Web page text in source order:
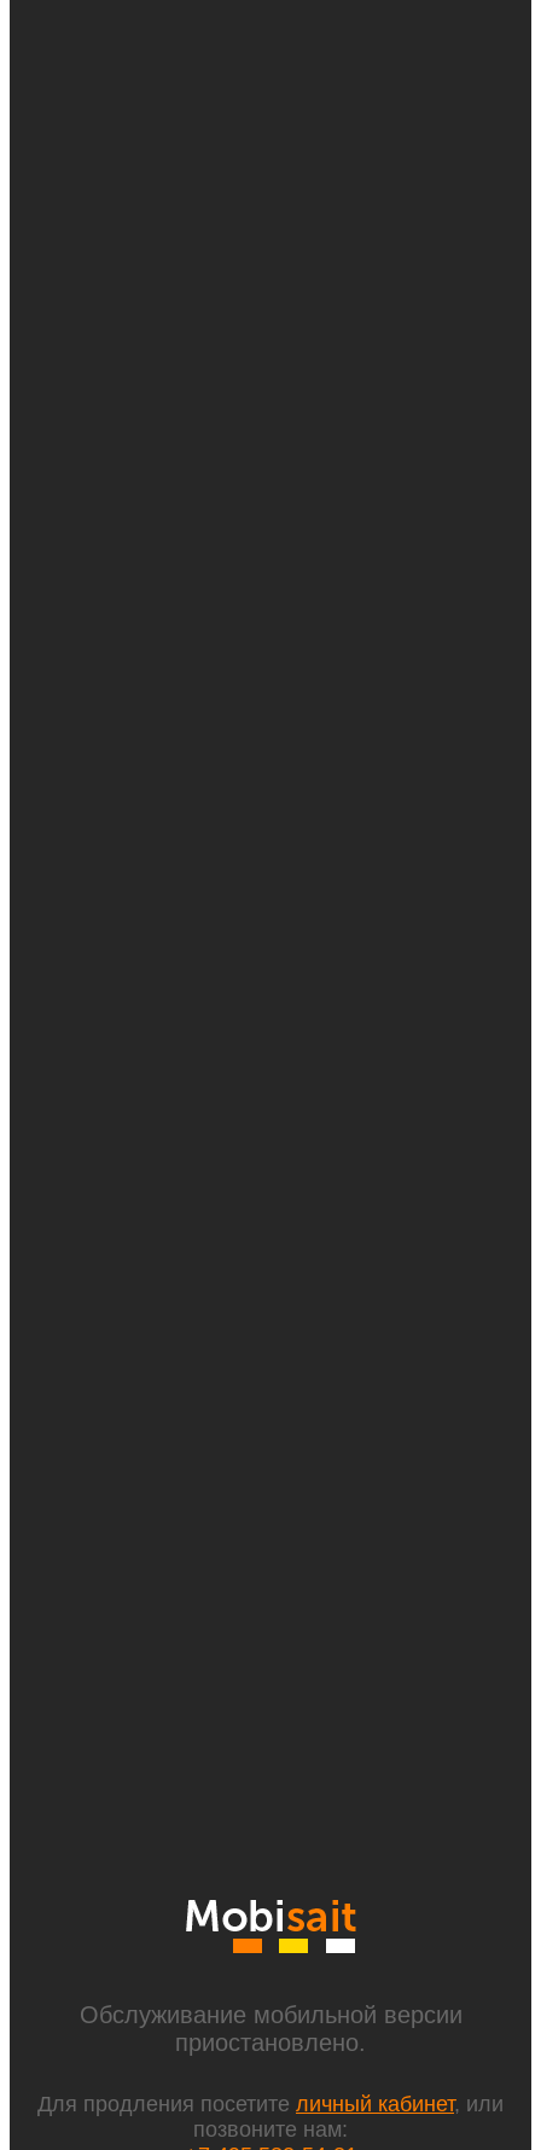
Обслуживание мобильной версии
приостановлено.
Для продления посетите личный кабинет, или
позвоните нам: